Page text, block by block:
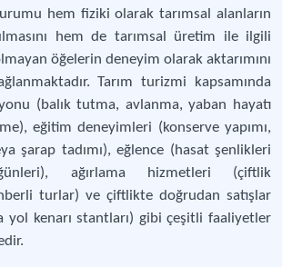
hem fiziki olarak tarımsal alanların
hem de tarımsal üretim ile ilgili
öğelerin deneyim olarak aktarımını
Tarım turizmi kapsamında
(balık tutma, avlanma, yaban hayatı
eğitim deneyimleri (konserve yapımı,
şarap tadımı), eğlence (hasat şenlikleri
ağırlama hizmetleri (çiftlik
turlar) ve çiftlikte doğrudan satışlar
yol kenarı stantları) gibi çeşitli faaliyetler